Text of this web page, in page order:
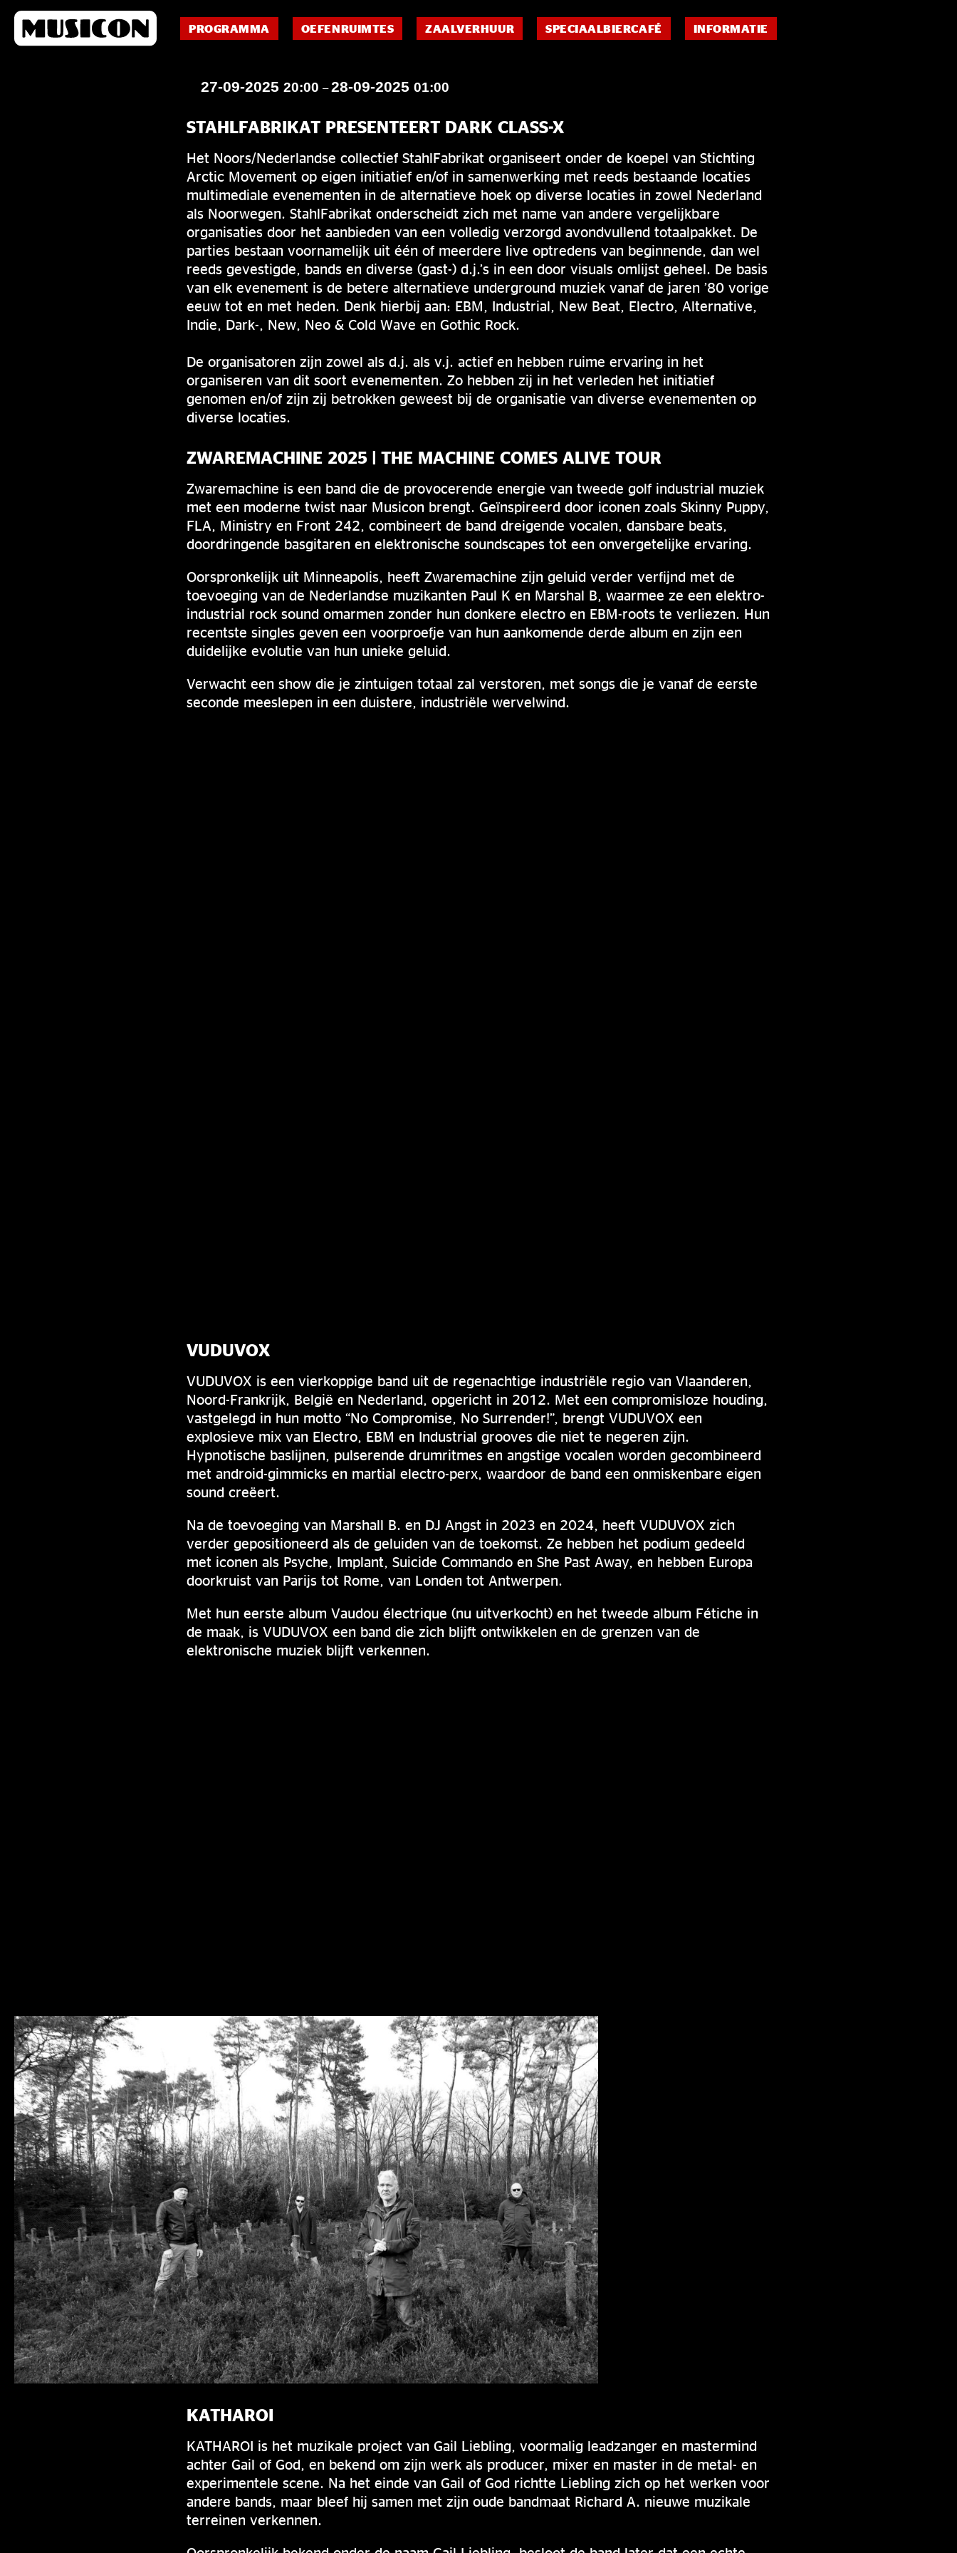
PROGRAMMA OEFENRUIMTES ZAALVERHUUR SPECIAALBIERCAFÉ INFORMATIE
27-09-2025 20:00 –28-09-2025 01:00
STAHLFABRIKAT PRESENTEERT DARK CLASS-X
Het Noors/Nederlandse collectief StahlFabrikat organiseert onder de koepel van Stichting
Arctic Movement op eigen initiatief en/of in samenwerking met reeds bestaande locaties
multimediale evenementen in de alternatieve hoek op diverse locaties in zowel Nederland
als Noorwegen. StahlFabrikat onderscheidt zich met name van andere vergelijkbare
organisaties door het aanbieden van een volledig verzorgd avondvullend totaalpakket. De
parties bestaan voornamelijk uit één of meerdere live optredens van beginnende, dan wel
reeds gevestigde, bands en diverse (gast-) d.j.’s in een door visuals omlijst geheel. De basis
van elk evenement is de betere alternatieve underground muziek vanaf de jaren ’80 vorige
eeuw tot en met heden. Denk hierbij aan: EBM, Industrial, New Beat, Electro, Alternative,
Indie, Dark-, New, Neo & Cold Wave en Gothic Rock.
De organisatoren zijn zowel als d.j. als v.j. actief en hebben ruime ervaring in het
organiseren van dit soort evenementen. Zo hebben zij in het verleden het initiatief
genomen en/of zijn zij betrokken geweest bij de organisatie van diverse evenementen op
diverse locaties.
ZWAREMACHINE 2025 | THE MACHINE COMES ALIVE TOUR
Zwaremachine is een band die de provocerende energie van tweede golf industrial muziek
met een moderne twist naar Musicon brengt. Geïnspireerd door iconen zoals Skinny Puppy,
FLA, Ministry en Front 242, combineert de band dreigende vocalen, dansbare beats,
doordringende basgitaren en elektronische soundscapes tot een onvergetelijke ervaring.
Oorspronkelijk uit Minneapolis, heeft Zwaremachine zijn geluid verder verfijnd met de
toevoeging van de Nederlandse muzikanten Paul K en Marshal B, waarmee ze een elektro-
industrial rock sound omarmen zonder hun donkere electro en EBM-roots te verliezen. Hun
recentste singles geven een voorproefje van hun aankomende derde album en zijn een
duidelijke evolutie van hun unieke geluid.
Verwacht een show die je zintuigen totaal zal verstoren, met songs die je vanaf de eerste
seconde meeslepen in een duistere, industriële wervelwind.
VUDUVOX
VUDUVOX is een vierkoppige band uit de regenachtige industriële regio van Vlaanderen,
Noord-Frankrijk, België en Nederland, opgericht in 2012. Met een compromisloze houding,
vastgelegd in hun motto “No Compromise, No Surrender!”, brengt VUDUVOX een
explosieve mix van Electro, EBM en Industrial grooves die niet te negeren zijn.
Hypnotische baslijnen, pulserende drumritmes en angstige vocalen worden gecombineerd
met android-gimmicks en martial electro-perx, waardoor de band een onmiskenbare eigen
sound creëert.
Na de toevoeging van Marshall B. en DJ Angst in 2023 en 2024, heeft VUDUVOX zich
verder gepositioneerd als de geluiden van de toekomst. Ze hebben het podium gedeeld
met iconen als Psyche, Implant, Suicide Commando en She Past Away, en hebben Europa
doorkruist van Parijs tot Rome, van Londen tot Antwerpen.
Met hun eerste album Vaudou électrique (nu uitverkocht) en het tweede album Fétiche in
de maak, is VUDUVOX een band die zich blijft ontwikkelen en de grenzen van de
elektronische muziek blijft verkennen.
KATHAROI
KATHAROI is het muzikale project van Gail Liebling, voormalig leadzanger en mastermind
achter Gail of God, en bekend om zijn werk als producer, mixer en master in de metal- en
experimentele scene. Na het einde van Gail of God richtte Liebling zich op het werken voor
andere bands, maar bleef hij samen met zijn oude bandmaat Richard A. nieuwe muzikale
terreinen verkennen.